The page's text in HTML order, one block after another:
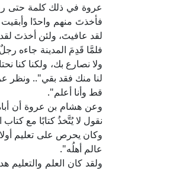
عروة في ذلك كلمة حتى
فأخذتَ منهم واحدًا
لقد عافيتَ، ولئن أخذتَ
فلمَّا قَدِمَ المدينة جاءه
ولا نصارع بك، ولكنا كنا
لنا منك فقد بقي".. ونظر
قط وأنا أعلم".
وعن هشام بن عروة أن
نقول لا يُتَّخذُ كتابًا مع
وكان يحرص على تعليم
عالم أهلُه".
ولقد كان العلم والتعليم